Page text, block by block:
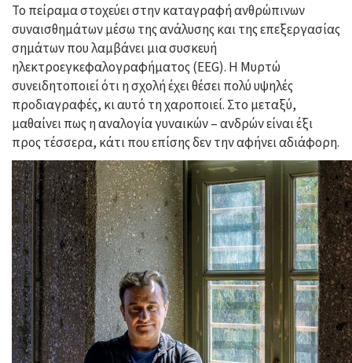
Το πείραμα στοχεύει στην καταγραφή ανθρώπινων
συναισθημάτων μέσω της ανάλυσης και της επεξεργασίας
σημάτων που λαμβάνει μια συσκευή
ηλεκτροεγκεφαλογραφήματος (EEG). Η Μυρτώ
συνειδητοποιεί ότι η σχολή έχει θέσει πολύ υψηλές
προδιαγραφές, κι αυτό τη χαροποιεί. Στο μεταξύ,
μαθαίνει πως η αναλογία γυναικών – ανδρών είναι έξι
προς τέσσερα, κάτι που επίσης δεν την αφήνει αδιάφορη.